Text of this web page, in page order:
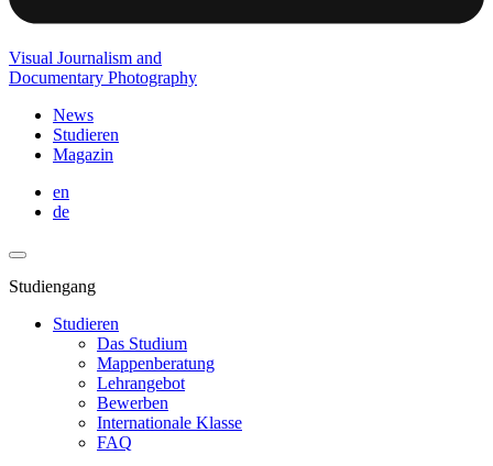
Visual Journalism and
Documentary Photography
News
Studieren
Magazin
en
de
Studiengang
Studieren
Das Studium
Mappenberatung
Lehrangebot
Bewerben
Internationale Klasse
FAQ